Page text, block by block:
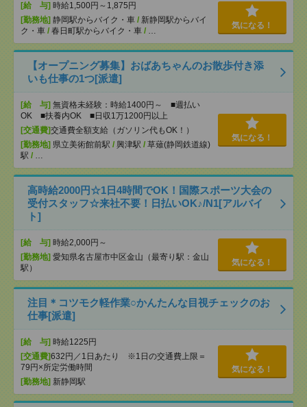
[給 与] 時給1,500円～1,875円
[勤務地] 静岡駅からバイク・車 / 新静岡駅からバイ
ク・車 / 春日町駅からバイク・車 / …
気になる！
【オープニング募集】おばあちゃんのお散歩付き添
いも仕事の1つ[派遣]
[給 与] 無資格未経験：時給1400円～ ■週払い
OK ■扶養内OK ■日収1万1200円以上
[交通費]交通費全額支給（ガソリン代もOK！）
[勤務地] 県立美術館前駅 / 興津駅 / 草薙(静岡鉄道線)
駅 / …
気になる！
高時給2000円☆1日4時間でOK！国際スポーツ大会の
受付スタッフ☆来社不要！日払いOK♪/N1[アルバイ
ト]
[給 与] 時給2,000円～
[勤務地] 愛知県名古屋市中区金山（最寄り駅：金山
駅）
気になる！
注目＊コツモク軽作業○かんたんな目視チェックのお
仕事[派遣]
[給 与] 時給1225円
[交通費]632円／1日あたり ※1日の交通費上限＝
79円×所定労働時間
[勤務地] 新静岡駅
気になる！